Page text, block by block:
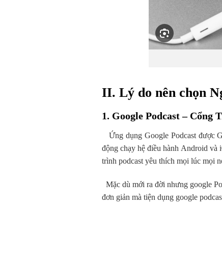
II. Lý do nên chọn
1. Google Podcast – Cổng
Ứng dụng Google Podcast được
động chạy hệ điều hành Android
trình podcast yêu thích mọi lúc mọi
Mặc dù mới ra đời nhưng google
đơn giản mà tiện dụng google